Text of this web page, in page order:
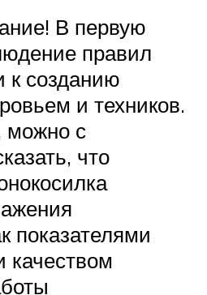
В первую
правил
к созданию
и техников.
можно с
что
показателями
качеством